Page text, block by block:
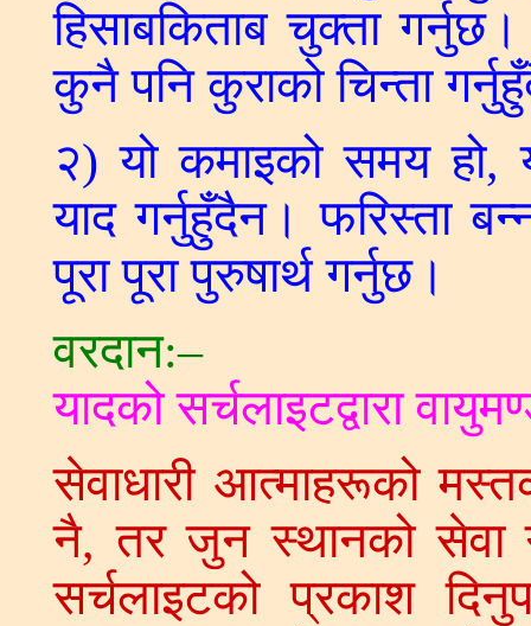
हिसाबकिताब चुक्ता
कुनै पनि कुराको चिन्ता
२) यो कमाइको समय हो,
याद गर्नुहुँदैन। फरिस्ता
पूरा पूरा पुरुषार्थ गर्नुछ।
वरदान:–
यादको सर्चलाइटद्वारा
सेवाधारी आत्माहरूको
नै, तर जुन स्थानको सेवा
सर्चलाइटको प्रकाश